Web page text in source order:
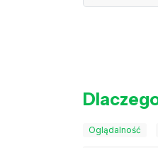
Oglądalność